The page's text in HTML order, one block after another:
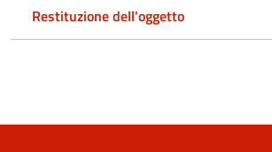
Restituzione dell'oggetto